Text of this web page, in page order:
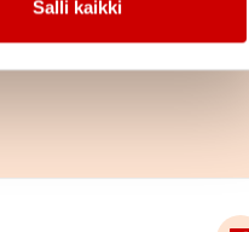
Salli kaikki